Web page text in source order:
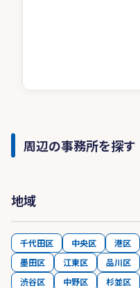
周辺の事務所を探す
地域
千代田区 中央区 港区
墨田区
江東区 品川区
渋谷区
中野区 杉並区